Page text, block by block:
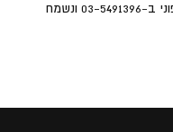
כן, בכל שלב ניתן ליצור איתנו קשר טלפוני ב-03-5491396 ונשמח